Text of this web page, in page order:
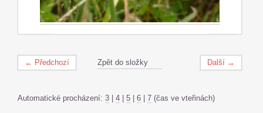
← Předchozí Další →
Zpět do složky
Automatické procházení: 3 4 5 6 7 (čas ve vteřinách)